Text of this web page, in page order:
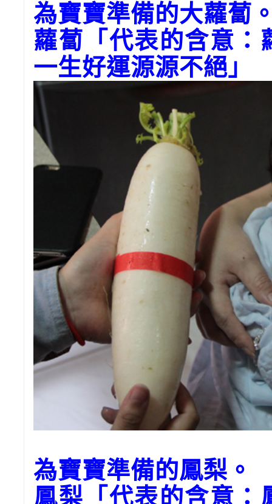
為寶寶準備的大蘿蔔
蘿蔔「代表的含意：
一生好運源源不絕」
為寶寶準備的鳳梨。
鳳梨「代表的含意：